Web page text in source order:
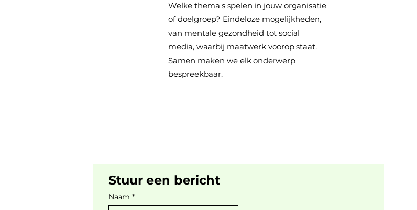
Welke thema's spelen in jouw organisatie
of doelgroep? Eindeloze mogelijkheden,
van mentale gezondheid tot social
media, waarbij maatwerk voorop staat.
Samen maken we elk onderwerp
bespreekbaar.
Stuur een bericht
Naam *